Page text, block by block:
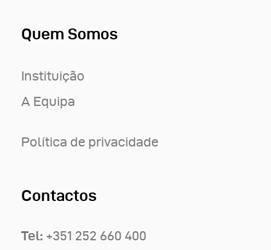
Quem Somos
Instituição
A Equipa
Política de privacidade
Contactos
Tel: +351 252 660 400